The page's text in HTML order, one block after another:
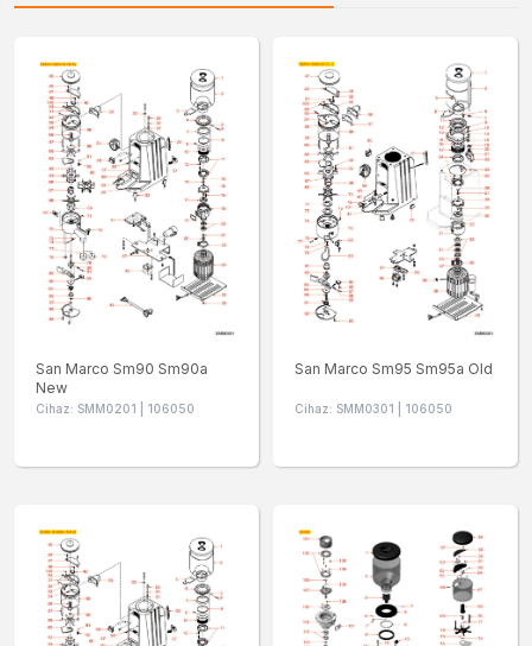
San Marco Sm90 Sm90a
New
Cihaz: SMM0201 | 106050
San Marco Sm95 Sm95a Old
Cihaz: SMM0301 | 106050